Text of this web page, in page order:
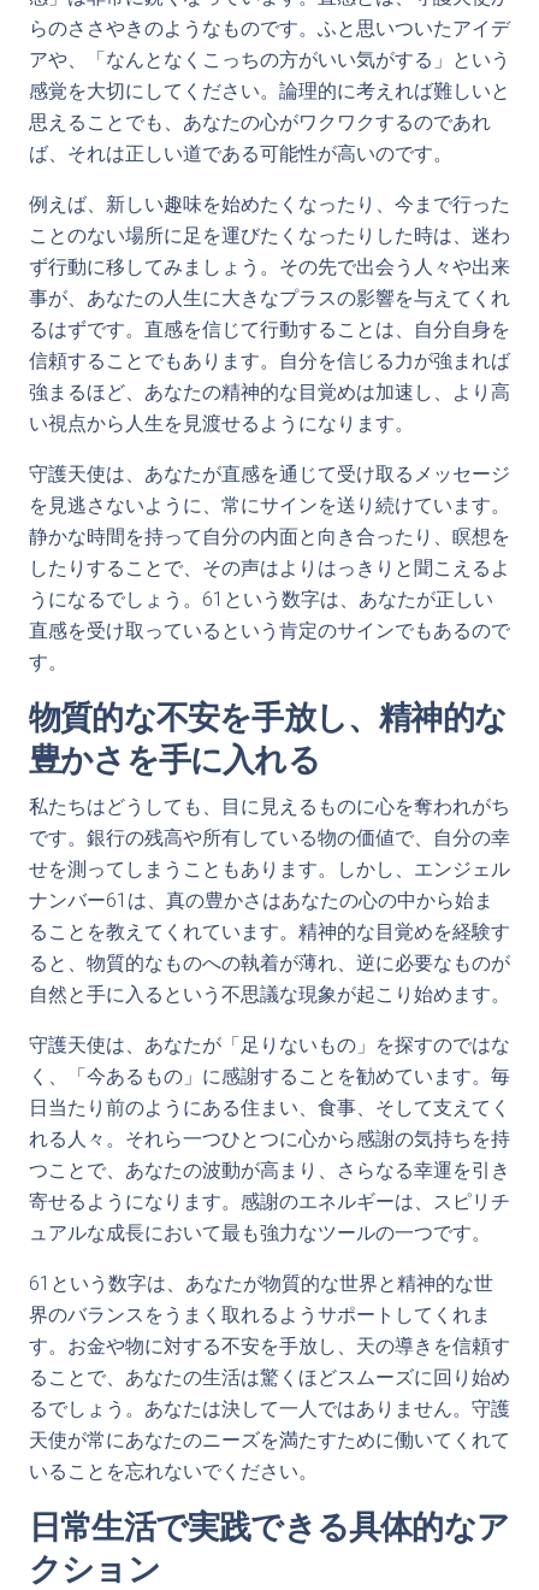
らのささやきのようなものです。ふと思いついたアイデ
アや、「なんとなくこっちの方がいい気がする」という
感覚を大切にしてください。論理的に考えれば難しいと
思えることでも、あなたの心がワクワクするのであれ
ば、それは正しい道である可能性が高いのです。
例えば、新しい趣味を始めたくなったり、今まで行った
ことのない場所に足を運びたくなったりした時は、迷わ
ず行動に移してみましょう。その先で出会う人々や出来
事が、あなたの人生に大きなプラスの影響を与えてくれ
るはずです。直感を信じて行動することは、自分自身を
信頼することでもあります。自分を信じる力が強まれば
強まるほど、あなたの精神的な目覚めは加速し、より高
い視点から人生を見渡せるようになります。
守護天使は、あなたが直感を通じて受け取るメッセージ
を見逃さないように、常にサインを送り続けています。
静かな時間を持って自分の内面と向き合ったり、瞑想を
したりすることで、その声はよりはっきりと聞こえるよ
うになるでしょう。61という数字は、あなたが正しい
直感を受け取っているという肯定のサインでもあるので
す。
物質的な不安を手放し、精神的な
豊かさを手に入れる
私たちはどうしても、目に見えるものに心を奪われがち
です。銀行の残高や所有している物の価値で、自分の幸
せを測ってしまうこともあります。しかし、エンジェル
ナンバー61は、真の豊かさはあなたの心の中から始ま
ることを教えてくれています。精神的な目覚めを経験す
ると、物質的なものへの執着が薄れ、逆に必要なものが
自然と手に入るという不思議な現象が起こり始めます。
守護天使は、あなたが「足りないもの」を探すのではな
く、「今あるもの」に感謝することを勧めています。毎
日当たり前のようにある住まい、食事、そして支えてく
れる人々。それら一つひとつに心から感謝の気持ちを持
つことで、あなたの波動が高まり、さらなる幸運を引き
寄せるようになります。感謝のエネルギーは、スピリチ
ュアルな成長において最も強力なツールの一つです。
61という数字は、あなたが物質的な世界と精神的な世
界のバランスをうまく取れるようサポートしてくれま
す。お金や物に対する不安を手放し、天の導きを信頼す
ることで、あなたの生活は驚くほどスムーズに回り始め
るでしょう。あなたは決して一人ではありません。守護
天使が常にあなたのニーズを満たすために働いてくれて
いることを忘れないでください。
日常生活で実践できる具体的なア
クション